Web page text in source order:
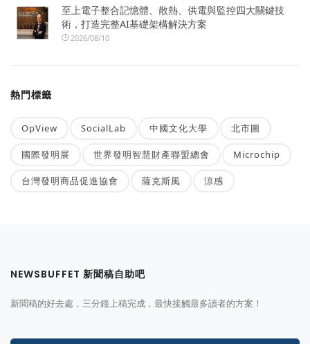
至上電子整合記憶體、散熱、供電與監控四大關鍵技
術，打造完整AI基礎架構解決方案
2026/08/10
熱門標籤
OpView SocialLab 中國文化大學 北市圖
國際發明展 世界發明智慧財產聯盟總會 Microchip
台灣發明商品促進協會 薩克斯風 涼感
NEWSBUFFET 新聞稿自助吧
新聞稿的好去處，三分鐘上稿完成，最快接觸最多讀者的方案！